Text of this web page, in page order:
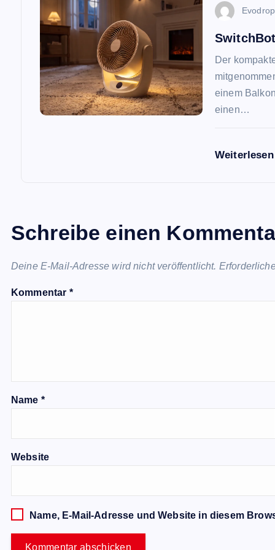
Evodrop
Der
einem
einen…
Weiterlesen
Schreibe einen
Deine E-Mail-Adresse wird nicht veröffentlicht.
Kommentar *
Name *
Website
Name, E-Mail-Adresse und Website in diesem